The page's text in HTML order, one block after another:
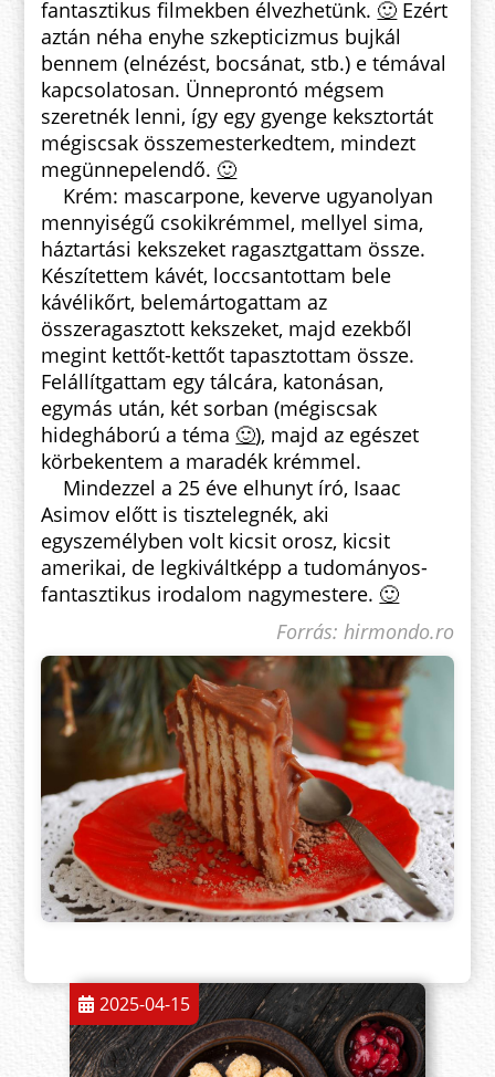
fantasztikus filmekben élvezhetünk. 🙂 Ezért
aztán néha enyhe szkepticizmus bujkál
bennem (elnézést, bocsánat, stb.) e témával
kapcsolatosan. Ünneprontó mégsem
szeretnék lenni, így egy gyenge keksztortát
mégiscsak összemesterkedtem, mindezt
megünnepelendő. 🙂
Krém: mascarpone, keverve ugyanolyan
mennyiségű csokikrémmel, mellyel sima,
háztartási kekszeket ragasztgattam össze.
Készítettem kávét, loccsantottam bele
kávélikőrt, belemártogattam az
összeragasztott kekszeket, majd ezekből
megint kettőt-kettőt tapasztottam össze.
Felállítgattam egy tálcára, katonásan,
egymás után, két sorban (mégiscsak
hidegháború a téma 🙂), majd az egészet
körbekentem a maradék krémmel.
Mindezzel a 25 éve elhunyt író, Isaac
Asimov előtt is tisztelegnék, aki
egyszemélyben volt kicsit orosz, kicsit
amerikai, de legkiváltképp a tudományos-
fantasztikus irodalom nagymestere. 🙂
Forrás: hirmondo.ro
2025-04-15